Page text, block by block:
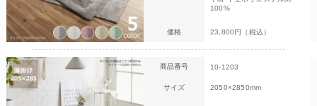
100%
価格 23,800円（税込）
商品番号 10-1203
サイズ 2050×2850mm